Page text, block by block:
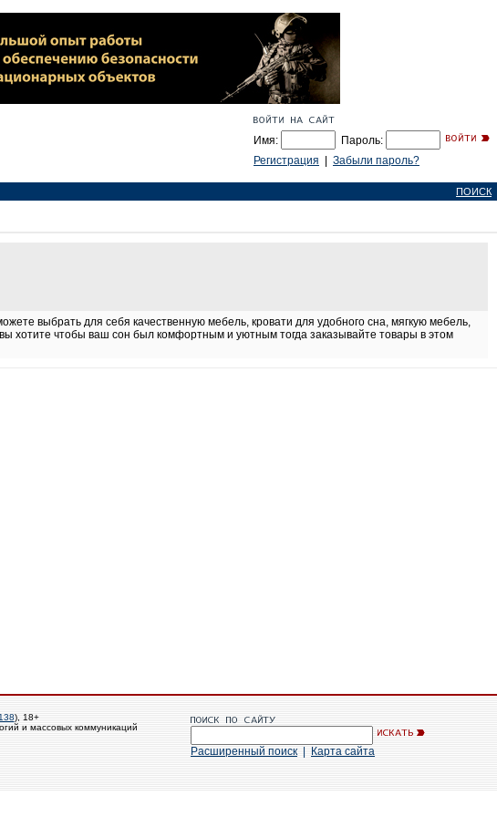
Имя:
Пароль:
Регистрация
Забыли пароль?
ПОИСК
выбрать для себя качественную мебель, кровати для удобного сна, мягкую мебель,
хотите чтобы ваш сон был комфортным и уютным тогда заказывайте товары в этом
), 18+
и массовых коммуникаций
Расширенный поиск Карта сайта